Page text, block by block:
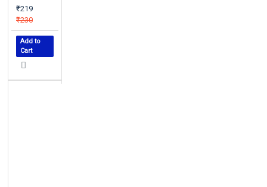
₹219
₹230
Add to
Cart